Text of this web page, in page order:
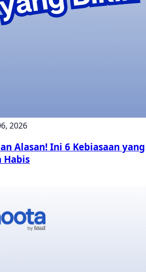
2026
Alasan! Ini 6 Kebiasaan yang
Habis